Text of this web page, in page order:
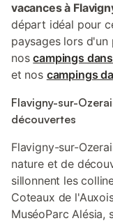
vacances à
départ idéal pour
paysages lors d'un
noscampings
et nos campings
Flavigny-sur-
découvertes
Flavigny-sur-
nature et de
sillonnent les
Coteaux de
MuséoParc Alésia,